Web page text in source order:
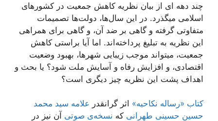
چند دهه ای از بیان نظریه کاهش جمعیت در کشورهای
اسلامی میگذرد. در این سال‌ها، دولت‌ها تصمیمات
متفاوتی گرفته و گاهی بر ضد آن، و گاهی برای همراهی
این نظریه به تبلیغ پرداخته‌اند. اما آیا براستی کاهش
جمعیت، میتواند موجب زیبایی شهرها، بهبود وضعیت
اقتصادی، و افزایش رفاه و آسایش ملت شود؟ یا بحث و
اهداف پشت این نظریه چیز دیگری است؟
کتاب «رساله نکاحیه» اثر گرانقدر علامه سید محمد
حسین حسینی طهرانی که نسخه‌ی صوتی آن نیز در